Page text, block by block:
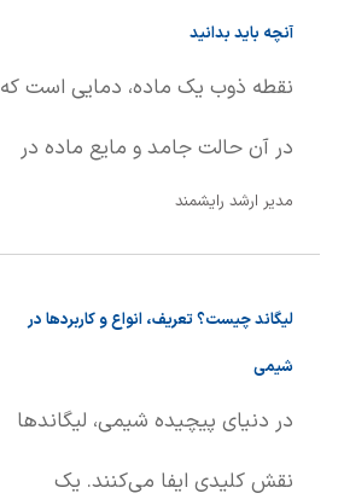
آنچه باید بدانید
نقطه ذوب یک ماده، دمایی است که
در آن حالت جامد و مایع ماده در
تعادل با یکدیگر قرار دارند. به بیان
ماده از حالت جامد به حالت مایع
مدیر ارشد رایشمند
لیگاند چیست؟ تعریف، انواع و کاربردها در
شیمی
در دنیای پیچیده شیمی، لیگاندها
نقش کلیدی ایفا می‌کنند. یک